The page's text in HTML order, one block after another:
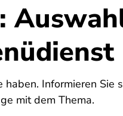
Informieren
mit dem Thema.